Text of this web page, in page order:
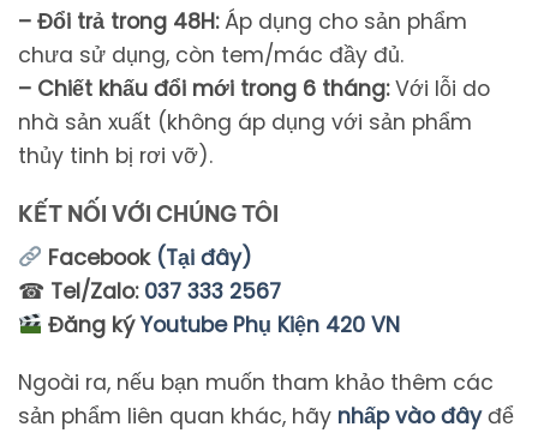
– Đổi trả trong 48H:Áp dụng cho sản phẩm
chưa sử dụng, còn tem/mác đầy đủ.
– Chiết khấu đổi mới trong 6 tháng:Với lỗi do
nhà sản xuất (không áp dụng với sản phẩm
thủy tinh bị rơi vỡ).
KẾT NỐI VỚI CHÚNG TÔI
Facebook(Tại đây)
☎ Tel/Zalo: 037 333 2567
Đăng kýYoutube Phụ Kiện 420 VN
Ngoài ra, nếu bạn muốn tham khảo thêm các
sản phẩm liên quan khác, hãy nhấp vào đâyđể